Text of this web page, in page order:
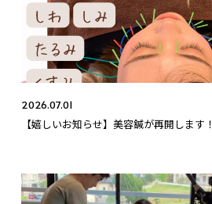
2026.07.01
【嬉しいお知らせ】美容鍼が再開します！